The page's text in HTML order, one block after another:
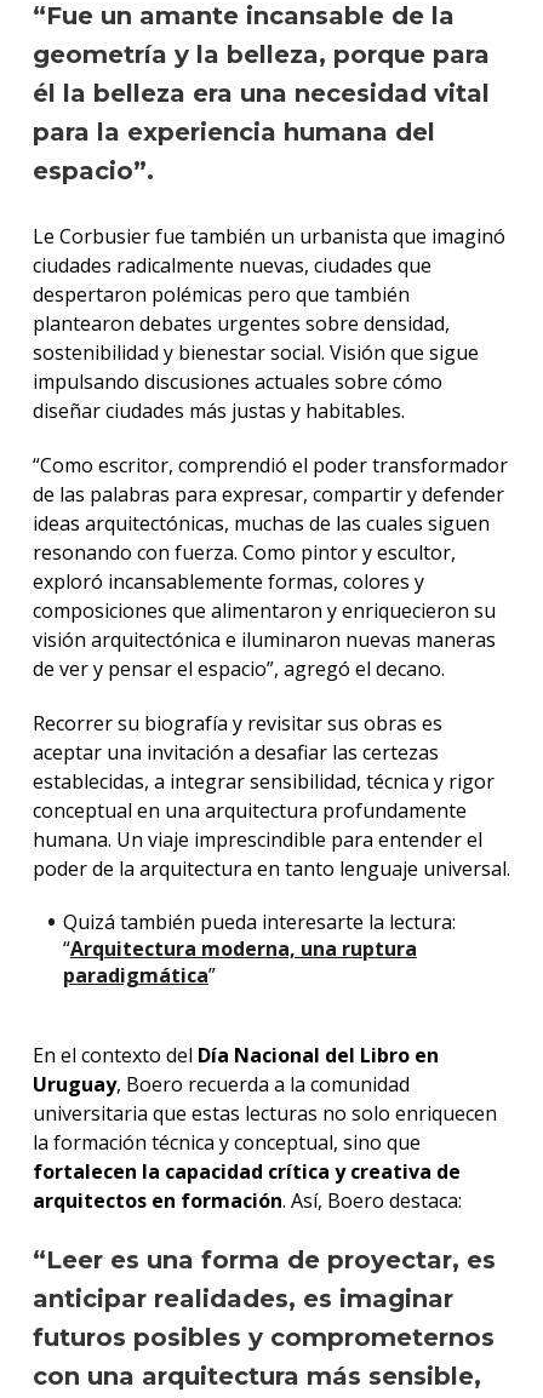
“Fue un amante incansable de la
geometría y la belleza, porque para
él la belleza era una necesidad vital
para la experiencia humana del
espacio”.
Le Corbusier fue también un urbanista que imaginó
ciudades radicalmente nuevas, ciudades que
despertaron polémicas pero que también
plantearon debates urgentes sobre densidad,
sostenibilidad y bienestar social. Visión que sigue
impulsando discusiones actuales sobre cómo
diseñar ciudades más justas y habitables.
“Como escritor, comprendió el poder transformador
de las palabras para expresar, compartir y defender
ideas arquitectónicas, muchas de las cuales siguen
resonando con fuerza. Como pintor y escultor,
exploró incansablemente formas, colores y
composiciones que alimentaron y enriquecieron su
visión arquitectónica e iluminaron nuevas maneras
de ver y pensar el espacio”, agregó el decano.
Recorrer su biografía y revisitar sus obras es
aceptar una invitación a desafiar las certezas
establecidas, a integrar sensibilidad, técnica y rigor
conceptual en una arquitectura profundamente
humana. Un viaje imprescindible para entender el
poder de la arquitectura en tanto lenguaje universal.
Quizá también pueda interesarte la lectura:
“Arquitectura moderna, una ruptura
paradigmática”
En el contexto del Día Nacional del Libro en
Uruguay, Boero recuerda a la comunidad
universitaria que estas lecturas no solo enriquecen
la formación técnica y conceptual, sino que
fortalecen la capacidad crítica y creativa de
arquitectos en formación. Así, Boero destaca:
“Leer es una forma de proyectar, es
anticipar realidades, es imaginar
futuros posibles y comprometernos
con una arquitectura más sensible,